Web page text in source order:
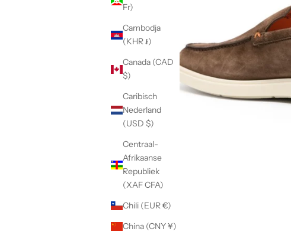
Fr)
Cambodja
(KHR ៛)
Canada (CAD
$)
Caribisch
Nederland
(USD $)
Centraal-
Afrikaanse
Republiek
(XAF CFA)
Chili (EUR €)
China (CNY ¥)